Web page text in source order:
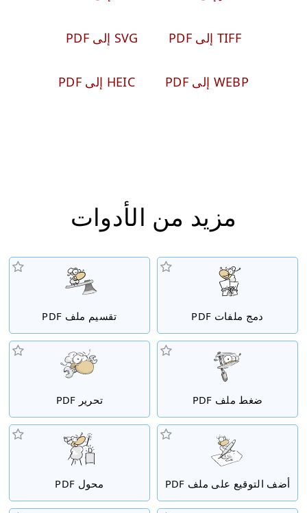
TIFF إلى PDF SVG إلى PDF
WEBP إلى PDF HEIC إلى PDF
مزيد من الأدوات
دمج ملفات PDF تقسيم ملف PDF
ضغط ملف PDF تحرير PDF
أضف التوقيع على ملف PDF محول PDF